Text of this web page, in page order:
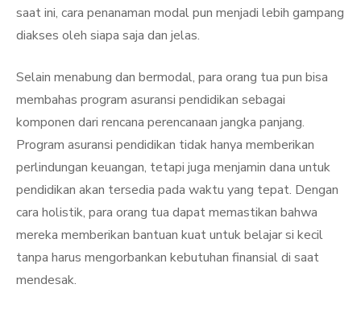
saat ini, cara penanaman modal pun menjadi lebih gampang
diakses oleh siapa saja dan jelas.
Selain menabung dan bermodal, para orang tua pun bisa
membahas program asuransi pendidikan sebagai
komponen dari rencana perencanaan jangka panjang.
Program asuransi pendidikan tidak hanya memberikan
perlindungan keuangan, tetapi juga menjamin dana untuk
pendidikan akan tersedia pada waktu yang tepat. Dengan
cara holistik, para orang tua dapat memastikan bahwa
mereka memberikan bantuan kuat untuk belajar si kecil
tanpa harus mengorbankan kebutuhan finansial di saat
mendesak.